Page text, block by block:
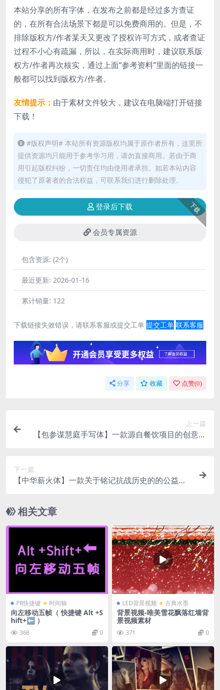
本站分享的所有字体，在发布之前都是经过多方查证
的，在所有合法场景下都是可以免费商用的。但是，不
排除版权方/作者某天又更改了授权许可方式，或者查证
过程不小心有疏漏，所以，在实际商用时，建议联系版
权方/作者再次核实，通过上面“参考资料”里面的链接一
般都可以找到版权方/作者。
友情提示： 由于素材文件较大，建议在电脑端打开链接
下载！
#版权声明# 本站所有资源版权均属于原作者所有，这里所
提供资源均只能用于参考学习用，请勿直接商用。若由于商
用引起版权纠纷，一切责任均由使用者承担。如若本站内容
侵犯了原著者的合法权益，可联系我们进行删除处理。
下载
登录后下载
会员专属资源
包含资源: (2个)
最近更新: 2026-01-16
累计销量: 122
下载链接失效错误，请联系客服或提交工单 提交工单 联系客服
分享 收藏 点赞(0)
上一篇
【包参谋慧庭手写体】一款源自餐饮项目的创意书
下一篇
【中华薪火体】一款关于铭记抗战历史的的公益纪
相关文章
PR快捷键 时间轴
向左移动五帧（ 快捷键 Alt +S
hift+⬅ ）
368 0
LED背景视频 古典水墨
背景视频-唯美雪花飘落红墙背
景视频素材
371 0